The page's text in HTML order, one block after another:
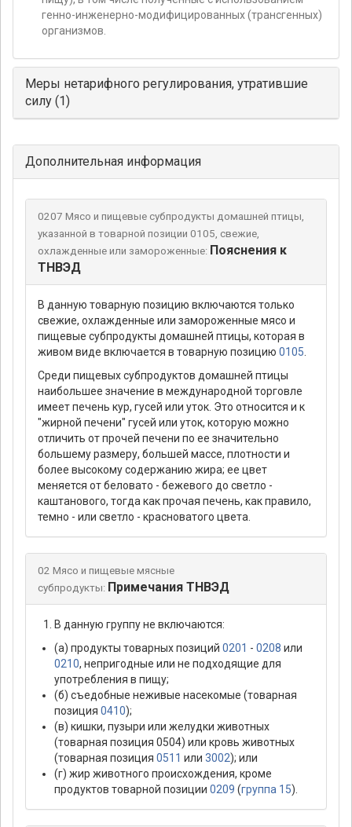
генно-инженерно-модифицированных (трансгенных)
организмов.
Меры нетарифного регулирования, утратившие
силу (1)
Дополнительная информация
0207 Мясо и пищевые субпродукты домашней птицы,
указанной в товарной позиции 0105, свежие,
охлажденные или замороженные: Пояснения к
ТНВЭД
В данную товарную позицию включаются только
свежие, охлажденные или замороженные мясо и
пищевые субпродукты домашней птицы, которая в
живом виде включается в товарную позицию 0105
Среди пищевых субпродуктов домашней птицы
наибольшее значение в международной торговле
имеет печень кур, гусей или уток. Это относится и к
"жирной печени" гусей или уток, которую можно
отличить от прочей печени по ее значительно
большему размеру, большей массе, плотности и
более высокому содержанию жира; ее цвет
меняется от беловато - бежевого до светло -
каштанового, тогда как прочая печень, как правило,
темно - или светло - красноватого цвета.
02 Мясо и пищевые мясные
субпродукты: Примечания ТНВЭД
В данную группу не включаются:
(а) продукты товарных позиций 0201 - 0208 или
0210, непригодные или не подходящие для
употребления в пищу;
(б) съедобные неживые насекомые (товарная
позиция 0410);
(в) кишки, пузыри или желудки животных
(товарная позиция 0504) или кровь животных
(товарная позиция 0511 или 3002); или
(г) жир животного происхождения, кроме
продуктов товарной позиции 0209 (группа 15).